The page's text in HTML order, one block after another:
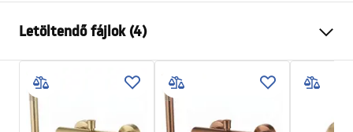
Felszerelés
Szín
Szálcsiszolt réz
Kifolyócső típusa
Fix
Anyag
Letöltendő fájlok (4)
Telepítési utasítások